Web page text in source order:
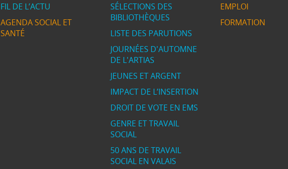
FIL DE L’ACTU
AGENDA SOCIAL ET
SANTÉ
SÉLECTIONS DES
BIBLIOTHÈQUES
LISTE DES PARUTIONS
JOURNÉES D'AUTOMNE
DE L'ARTIAS
JEUNES ET ARGENT
IMPACT DE L’INSERTION
DROIT DE VOTE EN EMS
GENRE ET TRAVAIL
SOCIAL
50 ANS DE TRAVAIL
SOCIAL EN VALAIS
EMPLOI
FORMATION